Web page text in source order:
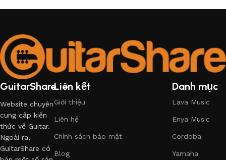
GuitarShare
Website chuyên
cung cấp kiến
thức về Guitar.
Ngoài ra,
GuitarShare có
Liên kết
Giới thiệu
Liên hệ
Chính sách bảo mật
Blog
Danh mục
Lava Music
Enya Music
Cordoba
Yamaha